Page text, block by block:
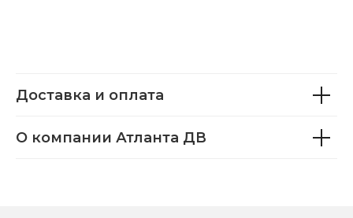
Доставка и оплата
О компании Атланта ДВ